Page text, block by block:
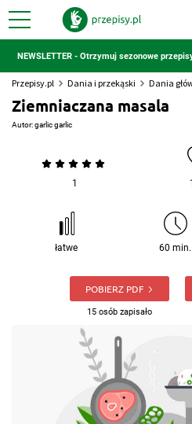
NEWSLETTER - Otrzymuj sezonowe
Przepisy.pl Dania i przekąski Dania
Ziemniaczana masala
Autor:garlic garlic
1
łatwe 60 min.
POBIERZ PDF
15 osób zapisało